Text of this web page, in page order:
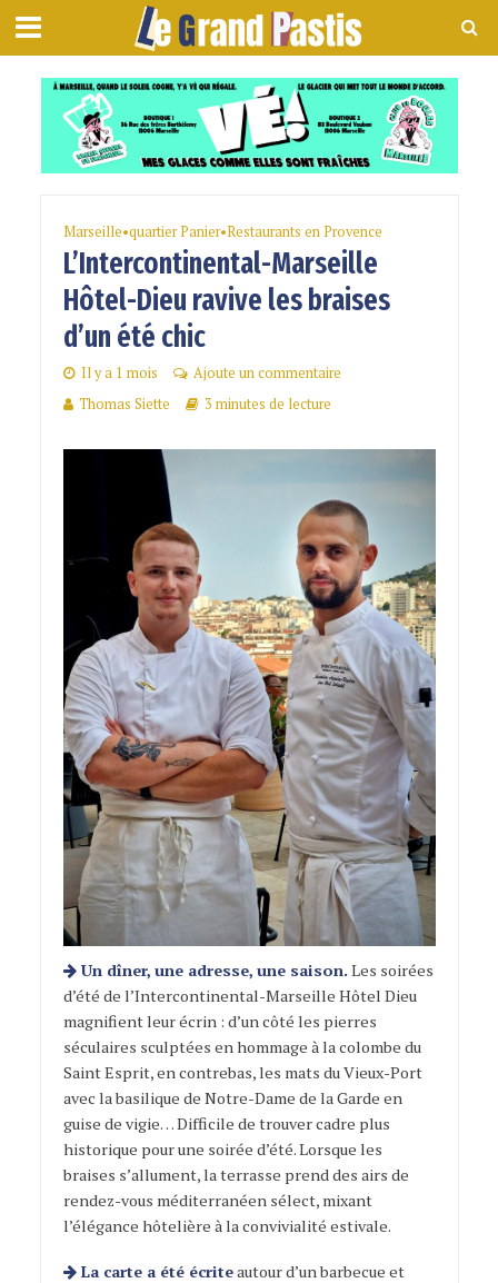
Marseille•quartier Panier•Restaurants en Provence
L’Intercontinental-Marseille
Hôtel-Dieu ravive les braises
d’un été chic
Il y a 1 mois
Ajoute un commentaire
Thomas Siette
3 minutes de lecture
Un dîner, une adresse, une saison. Les soirées
d’été de l’Intercontinental-Marseille Hôtel Dieu
magnifient leur écrin : d’un côté les pierres
séculaires sculptées en hommage à la colombe du
Saint Esprit, en contrebas, les mats du Vieux-Port
avec la basilique de Notre-Dame de la Garde en
guise de vigie… Difficile de trouver cadre plus
historique pour une soirée d’été. Lorsque les
braises s’allument, la terrasse prend des airs de
rendez-vous méditerranéen sélect, mixant
l’élégance hôtelière à la convivialité estivale.
La carte a été écriteautour d’un barbecue et